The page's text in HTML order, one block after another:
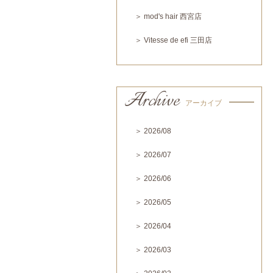
＞ mod's hair 西宮店
＞ Vitesse de efi 三田店
Archive アーカイブ
＞ 2026/08
＞ 2026/07
＞ 2026/06
＞ 2026/05
＞ 2026/04
＞ 2026/03